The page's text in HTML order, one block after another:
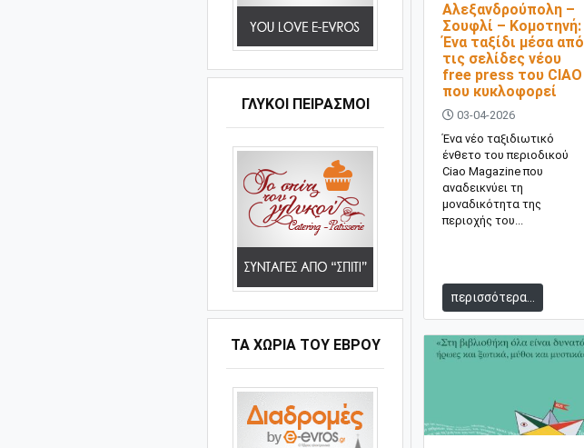
ΓΛΥΚΟΊ ΠΕΙΡΑΣΜΟΊ
ΤΑ ΧΩΡΙΆ ΤΟΥ ΈΒΡΟΥ
Αλεξανδρούπολη –
Σουφλί – Κομοτηνή:
Ένα ταξίδι μέσα από
τις σελίδες νέου
free press του CIAO
που κυκλοφορεί
03-04-2026
Ένα νέο ταξιδιωτικό
ένθετο του περιοδικού
Ciao Magazine που
αναδεικνύει τη
μοναδικότητα της
περιοχής του...
περισσότερα...